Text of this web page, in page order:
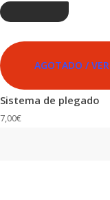
AGOTADO / VER
Sistema de plegado
7,00€